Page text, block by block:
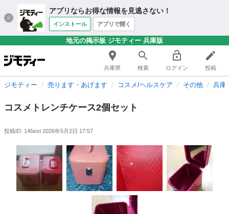
アプリならお得な情報を見逃さない！
インストール アプリで開く
地元の掲示板 ジモティー 兵庫版
兵庫県 検索 ログイン 投稿
ジモティー 売ります・あげます コスメ/ヘルスケア その他 兵庫
コスメトレンチケース2個セット
投稿ID: 146est 2026年5月2日 17:57